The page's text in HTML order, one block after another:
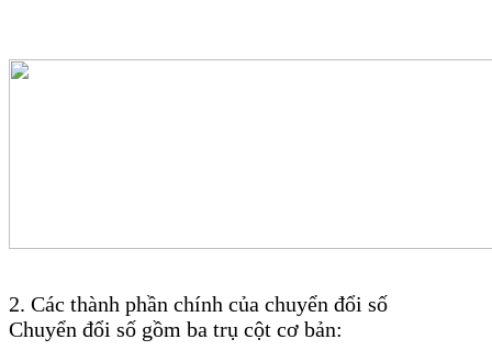
2. Các thành phần chính của chuyển đổi số
Chuyển đổi số gồm ba trụ cột cơ bản: